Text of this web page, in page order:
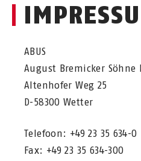
ABUS
August Bremicker Söhne
Altenhofer Weg 25
D-58300 Wetter
Telefoon: +49 23 35 634-0
Fax: +49 23 35 634-300